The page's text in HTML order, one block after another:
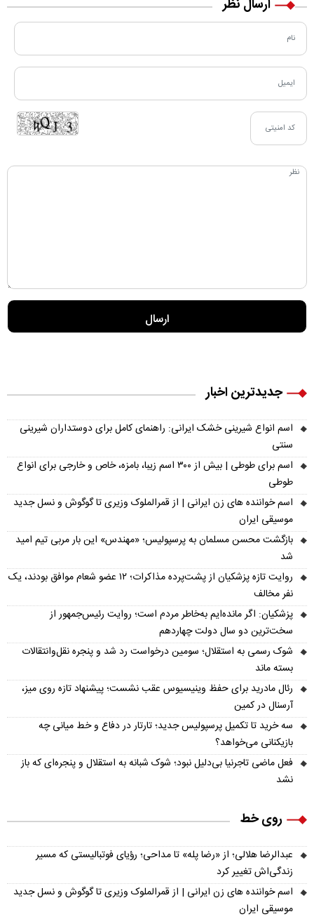
ارسال نظر
جدیدترین اخبار
اسم انواع شیرینی خشک ایرانی: راهنمای کامل برای دوستداران شیرینی
سنتی
اسم برای طوطی | بیش از ۳۰۰ اسم زیبا، بامزه، خاص و خارجی برای انواع
طوطی
اسم خواننده های زن ایرانی | از قمرالملوک وزیری تا گوگوش و نسل جدید
موسیقی ایران
بازگشت محسن مسلمان به پرسپولیس؛ «مهندس» این بار مربی تیم امید
شد
روایت تازه پزشکیان از پشت‌پرده مذاکرات؛ ۱۲ عضو شعام موافق بودند، یک
نفر مخالف
پزشکیان: اگر مانده‌ایم به‌خاطر مردم است؛ روایت رئیس‌جمهور از
سخت‌ترین دو سال دولت چهاردهم
شوک رسمی به استقلال؛ سومین درخواست رد شد و پنجره نقل‌وانتقالات
بسته ماند
رئال مادرید برای حفظ وینیسیوس عقب نشست؛ پیشنهاد تازه روی میز،
آرسنال در کمین
سه خرید تا تکمیل پرسپولیس جدید؛ تارتار در دفاع و خط میانی چه
بازیکنانی می‌خواهد؟
فعل ماضی تاجرنیا بی‌دلیل نبود؛ شوک شبانه به استقلال و پنجره‌ای که باز
نشد
روی خط
عبدالرضا هلالی؛ از «رضا پله» تا مداحی؛ رؤیای فوتبالیستی که مسیر
زندگی‌اش تغییر کرد
اسم خواننده های زن ایرانی | از قمرالملوک وزیری تا گوگوش و نسل جدید
موسیقی ایران